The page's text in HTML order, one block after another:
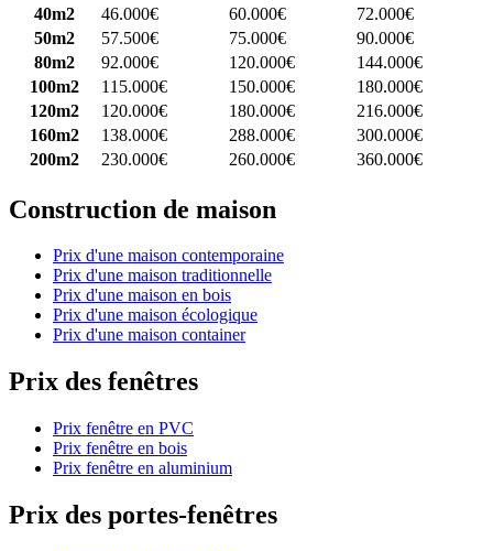
40m2
46.000€ 60.000€
72.000€
50m2
57.500€ 75.000€
90.000€
80m2
92.000€ 120.000€
144.000€
100m2
115.000€ 150.000€
180.000€
120m2
120.000€ 180.000€
216.000€
160m2
138.000€ 288.000€
300.000€
200m2
230.000€ 260.000€ 360.000€
Construction de maison
Prix d'une maison contemporaine
Prix d'une maison traditionnelle
Prix d'une maison en bois
Prix d'une maison écologique
Prix d'une maison container
Prix des fenêtres
Prix fenêtre en PVC
Prix fenêtre en bois
Prix fenêtre en aluminium
Prix des portes-fenêtres